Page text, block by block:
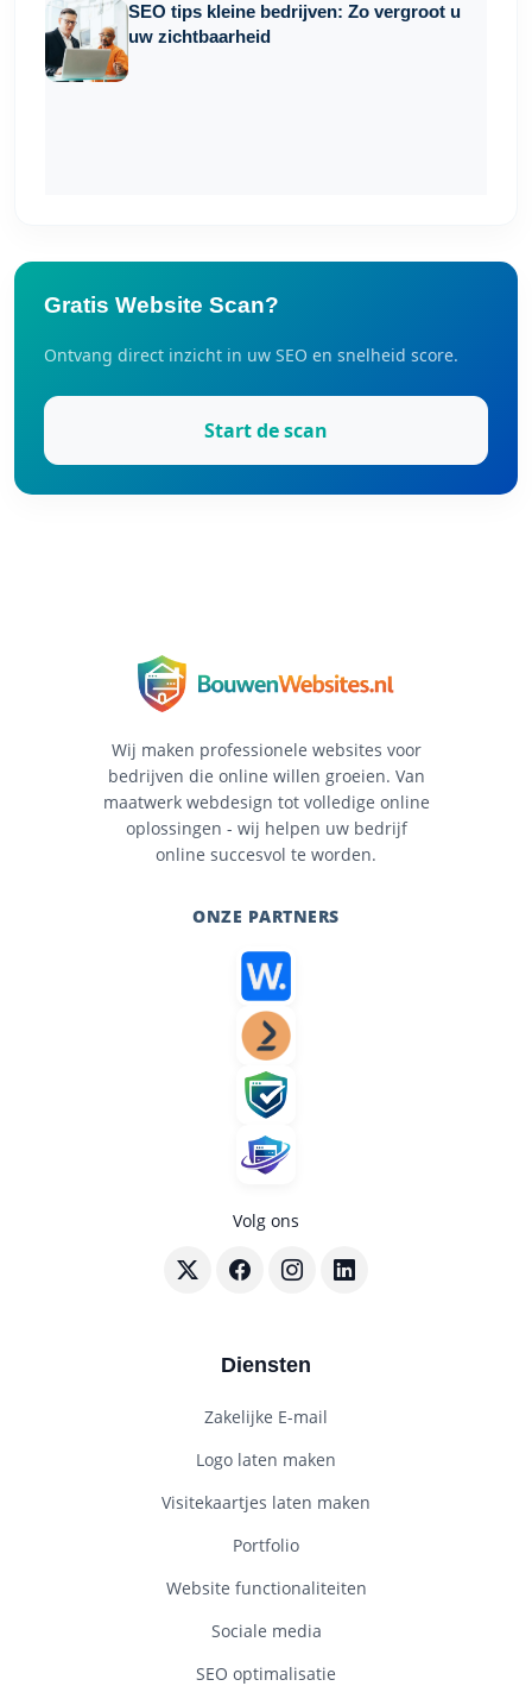
SEO tips kleine bedrijven: Zo vergroot u
uw zichtbaarheid
Gratis Website Scan?
Ontvang direct inzicht in uw SEO en snelheid score.
Start de scan
Wij maken professionele websites voor
bedrijven die online willen groeien. Van
maatwerk webdesign tot volledige online
oplossingen - wij helpen uw bedrijf
online succesvol te worden.
ONZE PARTNERS
Volg ons
Volg BouwenWebsites.nl op X
Volg BouwenWebsites.nl op
Volg BouwenWebsites.nl op
Volg
Diensten
Zakelijke E-mail
Logo laten maken
Visitekaartjes laten maken
Portfolio
Website functionaliteiten
Sociale media
SEO optimalisatie